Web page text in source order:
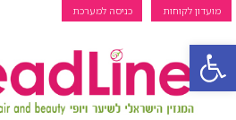
פתח סרגל נגישות
מועדון לקוחות כניסה למערכת